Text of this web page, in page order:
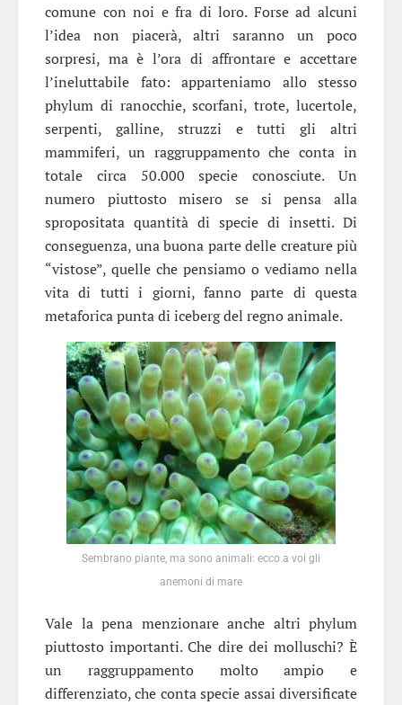
comune con noi e fra di loro. Forse ad alcuni
l’idea non piacerà, altri saranno un poco
sorpresi, ma è l’ora di affrontare e accettare
l’ineluttabile fato: apparteniamo allo stesso
phylum di ranocchie, scorfani, trote, lucertole,
serpenti, galline, struzzi e tutti gli altri
mammiferi, un raggruppamento che conta in
totale circa 50.000 specie conosciute. Un
numero piuttosto misero se si pensa alla
spropositata quantità di specie di insetti. Di
conseguenza, una buona parte delle creature più
“vistose”, quelle che pensiamo o vediamo nella
vita di tutti i giorni, fanno parte di questa
metaforica punta di iceberg del regno animale.
Sembrano piante, ma sono animali: ecco a voi gli
anemoni di mare
Vale la pena menzionare anche altri phylum
piuttosto importanti. Che dire dei molluschi? È
un raggruppamento molto ampio e
differenziato, che conta specie assai diversificate